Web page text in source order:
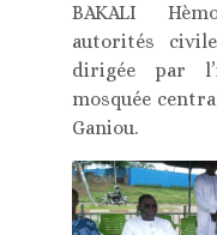
BAKALI
autorités
dirigée par
mosquée
Ganiou.